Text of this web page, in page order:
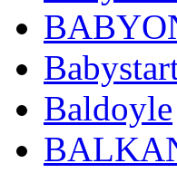
Baldoyle